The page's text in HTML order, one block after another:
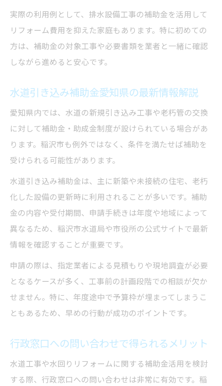
実際の利用例として、排水設備工事の補助金を活用して
リフォーム費用を抑えた家庭もあります。特に初めての
方は、補助金の対象工事や必要書類を業者と一緒に確認
しながら進めると安心です。
水道引き込み補助金愛知県の最新情報解説
愛知県内では、水道の新規引き込み工事や老朽管の交換
に対して補助金・助成金制度が設けられている場合があ
ります。稲沢市も例外ではなく、条件を満たせば補助を
受けられる可能性があります。
水道引き込み補助金は、主に新築や未接続の住宅、老朽
化した設備の更新時に利用されることが多いです。補助
金の内容や受付期間、申請手続きは年度や地域によって
異なるため、稲沢市水道局や市役所の公式サイトで最新
情報を確認することが重要です。
申請の際は、指定業者による見積もりや現地調査が必要
となるケースが多く、工事前の計画段階での相談が欠か
せません。特に、年度途中で予算枠が埋まってしまうこ
ともあるため、早めの行動が成功のポイントです。
行政窓口への問い合わせで得られるメリット
水道工事や水回りリフォームに関する補助金活用を検討
する際、行政窓口への問い合わせは非常に有効です。稲